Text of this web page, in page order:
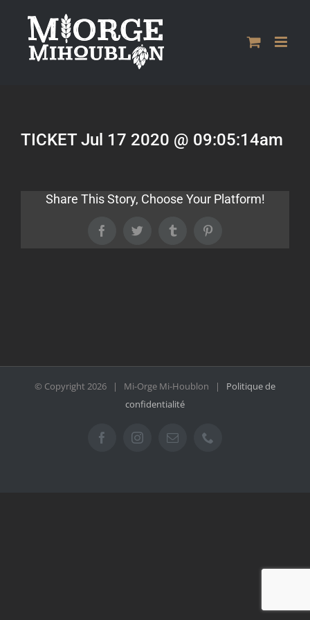
contenu
TICKET Jul 17 2020 @ 09:05:14am
Share This Story, Choose Your Platform!
FacebookTwitter Tumblr
© Copyright2026 | Mi-Orge Mi-Houblon | Politique de
confidentialité
FacebookInstagramEmail